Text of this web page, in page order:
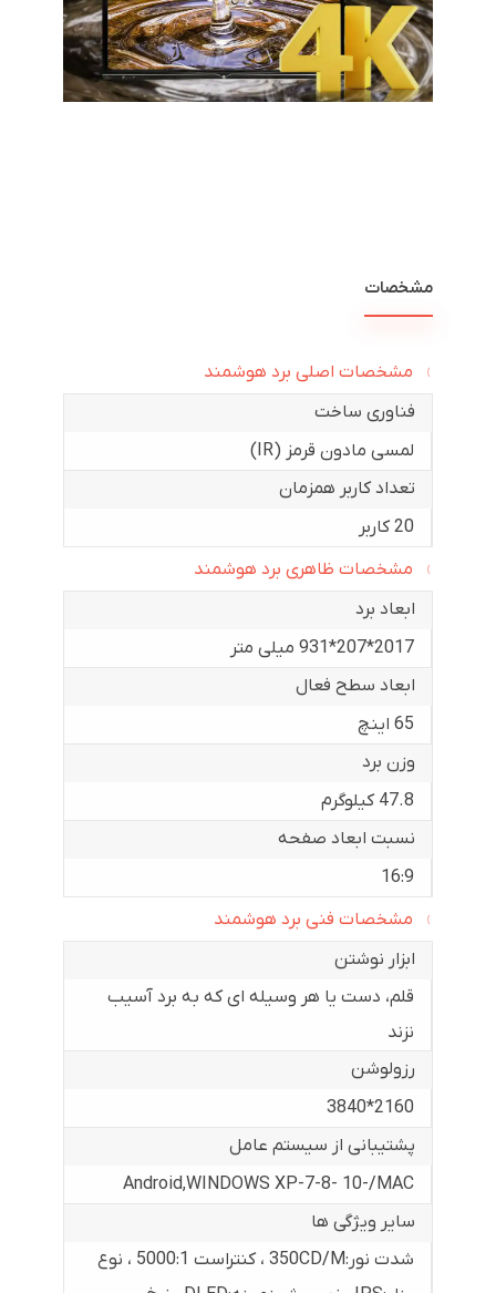
مشخصات
مشخصات اصلی برد هوشمند
فناوری ساخت
لمسی مادون قرمز (IR)
تعداد کاربر همزمان
20 کاربر
مشخصات ظاهری برد هوشمند
ابعاد برد
2017*207*931 میلی متر
ابعاد سطح فعال
65 اینچ
وزن برد
47.8 کیلوگرم
نسبت ابعاد صفحه
16:9
مشخصات فنی برد هوشمند
ابزار نوشتن
قلم، دست یا هر وسیله ای که به برد آسیب
نزند
رزولوشن
2160*3840
پشتیبانی از سیستم عامل
WINDOWS XP-7-8- 10-/MAC
,
Android
سایر ویژگی ها
شدت نور:350CD/M ، کنتراست 5000:1 ، نوع